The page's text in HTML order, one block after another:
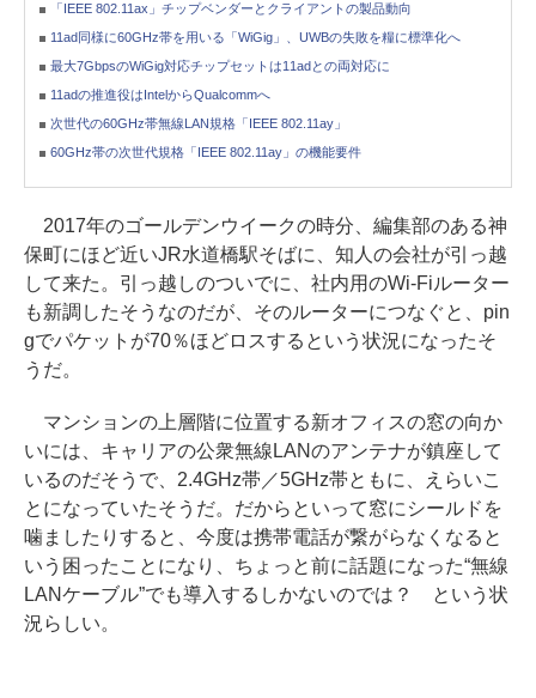
「IEEE 802.11ax」チップベンダーとクライアントの製品動向
11ad同様に60GHz帯を用いる「WiGig」、UWBの失敗を糧に標準化へ
最大7GbpsのWiGig対応チップセットは11adとの両対応に
11adの推進役はIntelからQualcommへ
次世代の60GHz帯無線LAN規格「IEEE 802.11ay」
60GHz帯の次世代規格「IEEE 802.11ay」の機能要件
2017年のゴールデンウイークの時分、編集部のある神
保町にほど近いJR水道橋駅そばに、知人の会社が引っ越
して来た。引っ越しのついでに、社内用のWi-Fiルーター
も新調したそうなのだが、そのルーターにつなぐと、pin
gでパケットが70％ほどロスするという状況になったそ
うだ。
マンションの上層階に位置する新オフィスの窓の向か
いには、キャリアの公衆無線LANのアンテナが鎮座して
いるのだそうで、2.4GHz帯／5GHz帯ともに、えらいこ
とになっていたそうだ。だからといって窓にシールドを
噛ましたりすると、今度は携帯電話が繋がらなくなると
いう困ったことになり、ちょっと前に話題になった“無線
LANケーブル”でも導入するしかないのでは？ という状
況らしい。